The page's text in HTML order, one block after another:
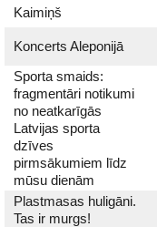
Kaimiņš
Koncerts Aleponijā
Sporta smaids:
fragmentāri notikumi
no neatkarīgās
Latvijas sporta
dzīves
pirmsākumiem līdz
mūsu dienām
Plastmasas huligāni.
Tas ir murgs!